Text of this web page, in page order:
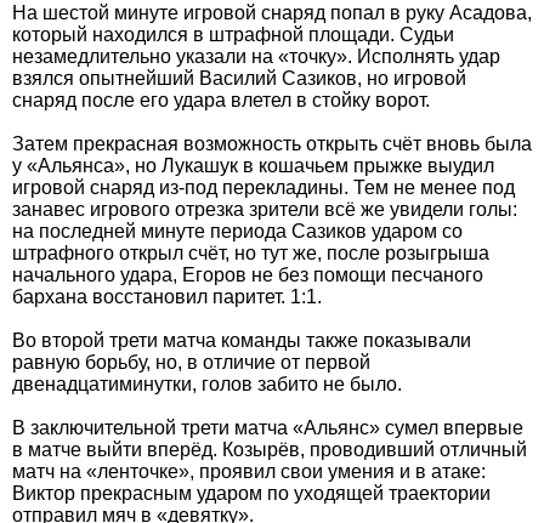
На шестой минуте игровой снаряд попал в руку Асадова,
который находился в штрафной площади. Судьи
незамедлительно указали на «точку». Исполнять удар
взялся опытнейший Василий Сазиков, но игровой
снаряд после его удара влетел в стойку ворот.
Затем прекрасная возможность открыть счёт вновь была
у «Альянса», но Лукашук в кошачьем прыжке выудил
игровой снаряд из-под перекладины. Тем не менее под
занавес игрового отрезка зрители всё же увидели голы:
на последней минуте периода Сазиков ударом со
штрафного открыл счёт, но тут же, после розыгрыша
начального удара, Егоров не без помощи песчаного
бархана восстановил паритет. 1:1.
Во второй трети матча команды также показывали
равную борьбу, но, в отличие от первой
двенадцатиминутки, голов забито не было.
В заключительной трети матча «Альянс» сумел впервые
в матче выйти вперёд. Козырёв, проводивший отличный
матч на «ленточке», проявил свои умения и в атаке:
Виктор прекрасным ударом по уходящей траектории
отправил мяч в «девятку».